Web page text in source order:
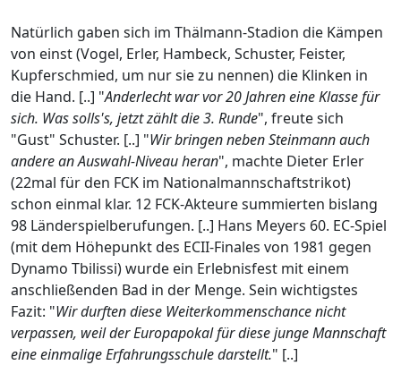
Natürlich gaben sich im Thälmann-Stadion die Kämpen
von einst (Vogel, Erler, Hambeck, Schuster, Feister,
Kupferschmied, um nur sie zu nennen) die Klinken in
die Hand. [..] "Anderlecht war vor 20 Jahren eine Klasse für
sich. Was solls's, jetzt zählt die 3. Runde", freute sich
"Gust" Schuster. [..] "Wir bringen neben Steinmann auch
andere an Auswahl-Niveau heran", machte Dieter Erler
(22mal für den FCK im Nationalmannschaftstrikot)
schon einmal klar. 12 FCK-Akteure summierten bislang
98 Länderspielberufungen. [..] Hans Meyers 60. EC-Spiel
(mit dem Höhepunkt des ECII-Finales von 1981 gegen
Dynamo Tbilissi) wurde ein Erlebnisfest mit einem
anschließenden Bad in der Menge. Sein wichtigstes
Fazit: "Wir durften diese Weiterkommenschance nicht
verpassen, weil der Europapokal für diese junge Mannschaft
eine einmalige Erfahrungsschule darstellt." [..]